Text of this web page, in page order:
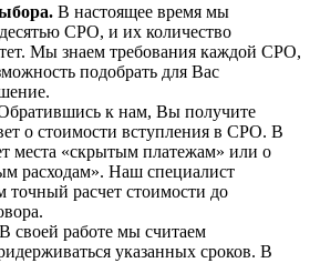
В настоящее время мы
СРО, и их количество
Мы знаем требования каждой СРО,
подобрать для Вас
к нам, Вы получите
о стоимости вступления в СРО. В
места «скрытым платежам» или о
расходам». Наш специалист
точный расчет стоимости до
В своей работе мы считаем
указанных сроков. В